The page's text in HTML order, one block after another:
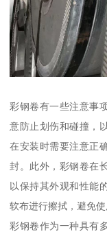
彩钢卷有一些注意事
意防止划伤和碰撞，
在安装时需要注意正
封。此外，彩钢卷在
以保持其外观和性能
软布进行擦拭，避免
彩钢卷作为一种具有